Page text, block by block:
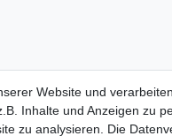
Website und
Inhalte und Anzeigen zu
zu analysieren. Die